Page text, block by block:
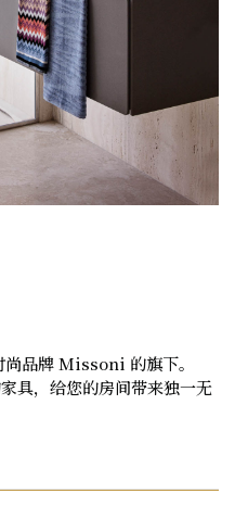
尚品牌Missoni 的旗下。
具，给您的房间带来独一无